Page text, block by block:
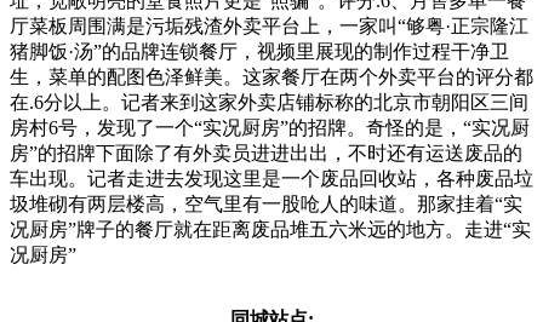
厅菜板周围满是污垢残渣外卖平台上，一家叫“够粤·正宗隆江
猪脚饭·汤”的品牌连锁餐厅，视频里展现的制作过程干净卫
生，菜单的配图色泽鲜美。这家餐厅在两个外卖平台的评分都
在.6分以上。记者来到这家外卖店铺标称的北京市朝阳区三间
房村6号，发现了一个“实况厨房”的招牌。奇怪的是，“实况厨
房”的招牌下面除了有外卖员进进出出，不时还有运送废品的
车出现。记者走进去发现这里是一个废品回收站，各种废品垃
圾堆砌有两层楼高，空气里有一股呛人的味道。那家挂着“实
况厨房”牌子的餐厅就在距离废品堆五六米远的地方。走进“实
况厨房”